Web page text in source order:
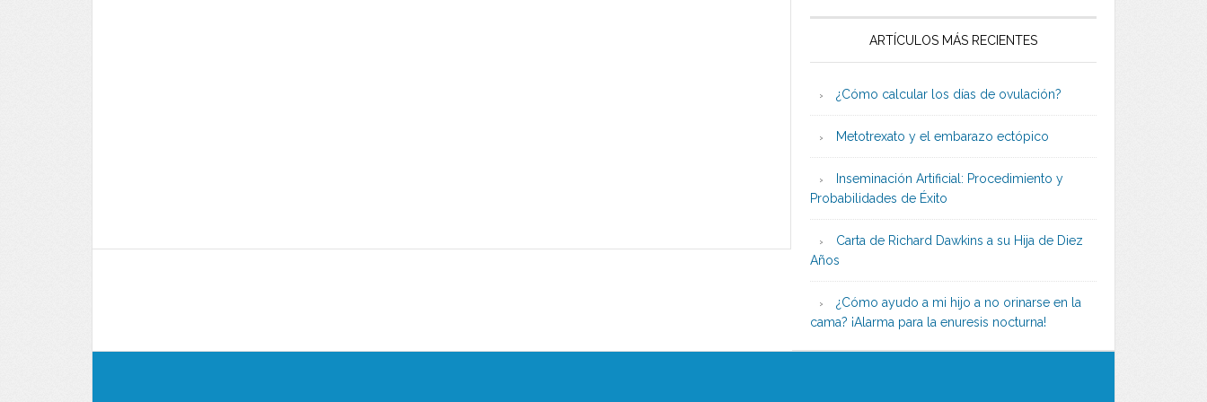
ARTÍCULOS MÁS RECIENTES
¿Cómo calcular los días de ovulación?
Metotrexato y el embarazo ectópico
Inseminación Artificial: Procedimiento y
Probabilidades de Éxito
Carta de Richard Dawkins a su Hija de Diez
Años
¿Cómo ayudo a mi hijo a no orinarse en la
cama? ¡Alarma para la enuresis nocturna!